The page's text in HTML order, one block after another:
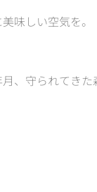
味しい空気を。
、守られてきた